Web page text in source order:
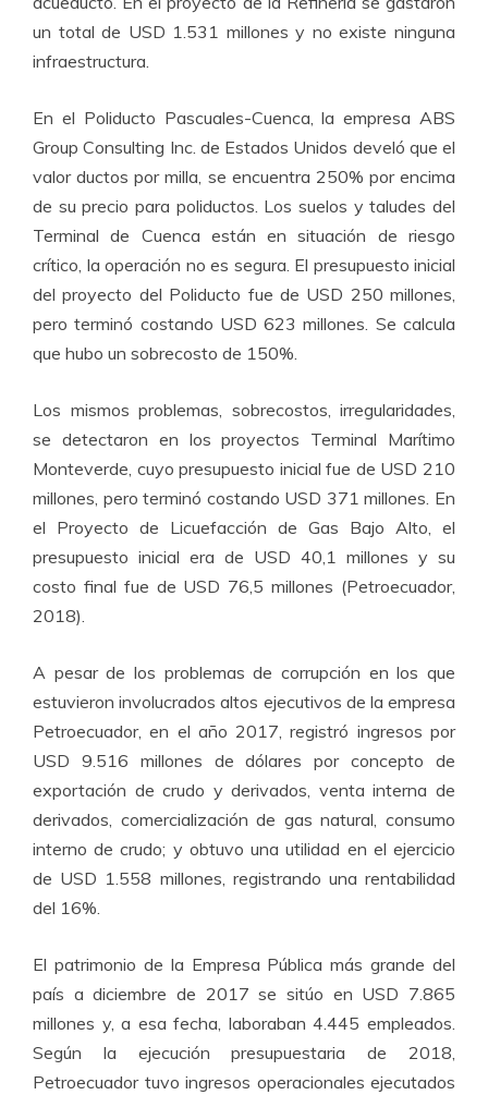
un total de USD 1.531 millones y no existe ninguna
infraestructura.
En el Poliducto Pascuales-Cuenca, la empresa ABS
Group Consulting Inc. de Estados Unidos develó que el
valor ductos por milla, se encuentra 250% por encima
de su precio para poliductos. Los suelos y taludes del
Terminal de Cuenca están en situación de riesgo
crítico, la operación no es segura. El presupuesto inicial
del proyecto del Poliducto fue de USD 250 millones,
pero terminó costando USD 623 millones. Se calcula
que hubo un sobrecosto de 150%.
Los mismos problemas, sobrecostos, irregularidades,
se detectaron en los proyectos Terminal Marítimo
Monteverde, cuyo presupuesto inicial fue de USD 210
millones, pero terminó costando USD 371 millones. En
el Proyecto de Licuefacción de Gas Bajo Alto, el
presupuesto inicial era de USD 40,1 millones y su
costo final fue de USD 76,5 millones (Petroecuador,
2018).
A pesar de los problemas de corrupción en los que
estuvieron involucrados altos ejecutivos de la empresa
Petroecuador, en el año 2017, registró ingresos por
USD 9.516 millones de dólares por concepto de
exportación de crudo y derivados, venta interna de
derivados, comercialización de gas natural, consumo
interno de crudo; y obtuvo una utilidad en el ejercicio
de USD 1.558 millones, registrando una rentabilidad
del 16%.
El patrimonio de la Empresa Pública más grande del
país a diciembre de 2017 se sitúo en USD 7.865
millones y, a esa fecha, laboraban 4.445 empleados.
Según la ejecución presupuestaria de 2018,
Petroecuador tuvo ingresos operacionales ejecutados